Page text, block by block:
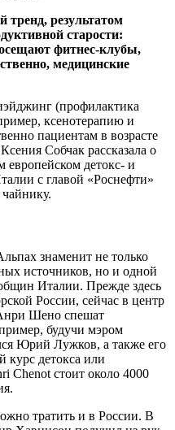
результатом
старости:
фитнес-клубы,
медицинские
(профилактика
ксенотерапию и
пациентам в возрасте
Собчак рассказала о
европейском детокс- и
с главой «Роснефти»
знаменит не только
источников, но и одной
Италии. Прежде здесь
России, сейчас в центр
Шено спешат
будучи мэром
Юрий Лужков, а также его
курс детокса или
Chenot стоит около 4000
тратить и в России. В